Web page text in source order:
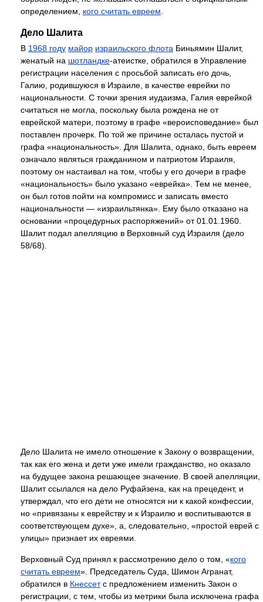
определением, кого считать евреем
Дело Шалита
В 1968 году майор израильского флота Биньямин Шалит,
женатый на шотландке-атеистке, обратился в Управление
регистрации населения с просьбой записать его дочь,
Галию, родившуюся в Израиле, в качестве еврейки по
национальности. С точки зрения иудаизма, Галия еврейкой
считаться не могла, поскольку была рождена не от
еврейской матери, поэтому в графе «вероисповедание» был
поставлен прочерк. По той же причине осталась пустой и
графа «национальность». Для Шалита, однако, быть евреем
означало являться гражданином и патриотом Израиля,
поэтому он настаивал на том, чтобы у его дочери в графе
«национальность» было указано «еврейка». Тем не менее,
он был готов пойти на компромисс и записать вместо
национальности — «израильтянка». Ему было отказано на
основании «процедурных распоряжений» от 01.01.1960.
Шалит подал апелляцию в Верховный суд Израиля (дело
58/68).
Дело Шалита не имело отношение к Закону о возвращении,
так как его жена и дети уже имели гражданство, но оказало
на будущее закона решающее значение. В своей апелляции,
Шалит ссылался на дело Руфайзена, как на прецедент, и
утверждал, что его дети не относятся ни к какой конфессии,
но «привязаны к еврейству и к Израилю и воспитываются в
соответствующем духе», а, следовательно, «простой еврей с
улицы» признает их евреями.
Верховный Суд принял к рассмотрению дело о том, «кого
считать евреем». Председатель Суда, Шимон Агранат,
обратился в Кнессетс предложением изменить Закон о
регистрации, с тем, чтобы из метрики была исключена графа